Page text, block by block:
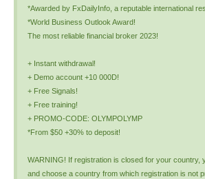
*Awarded by FxDailyInfo, a reputable international
*World Business Outlook Award!
The most reliable financial broker 2023!
+ Instant withdrawal!
+ Demo account +10 000D!
+ Free Signals!
+ Free training!
+ PROMO-CODE: OLYMPOLYMP
*From $50 +30% to deposit!
WARNING! If registration is closed for your country,
and choose a country from which registration is not